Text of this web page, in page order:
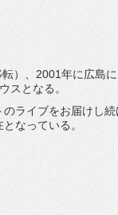
）、2001年に広島に
スとなる。
ライブをお届けし続
なっている。